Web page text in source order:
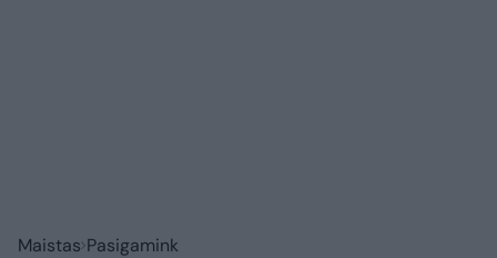
Maistas Pasigamink